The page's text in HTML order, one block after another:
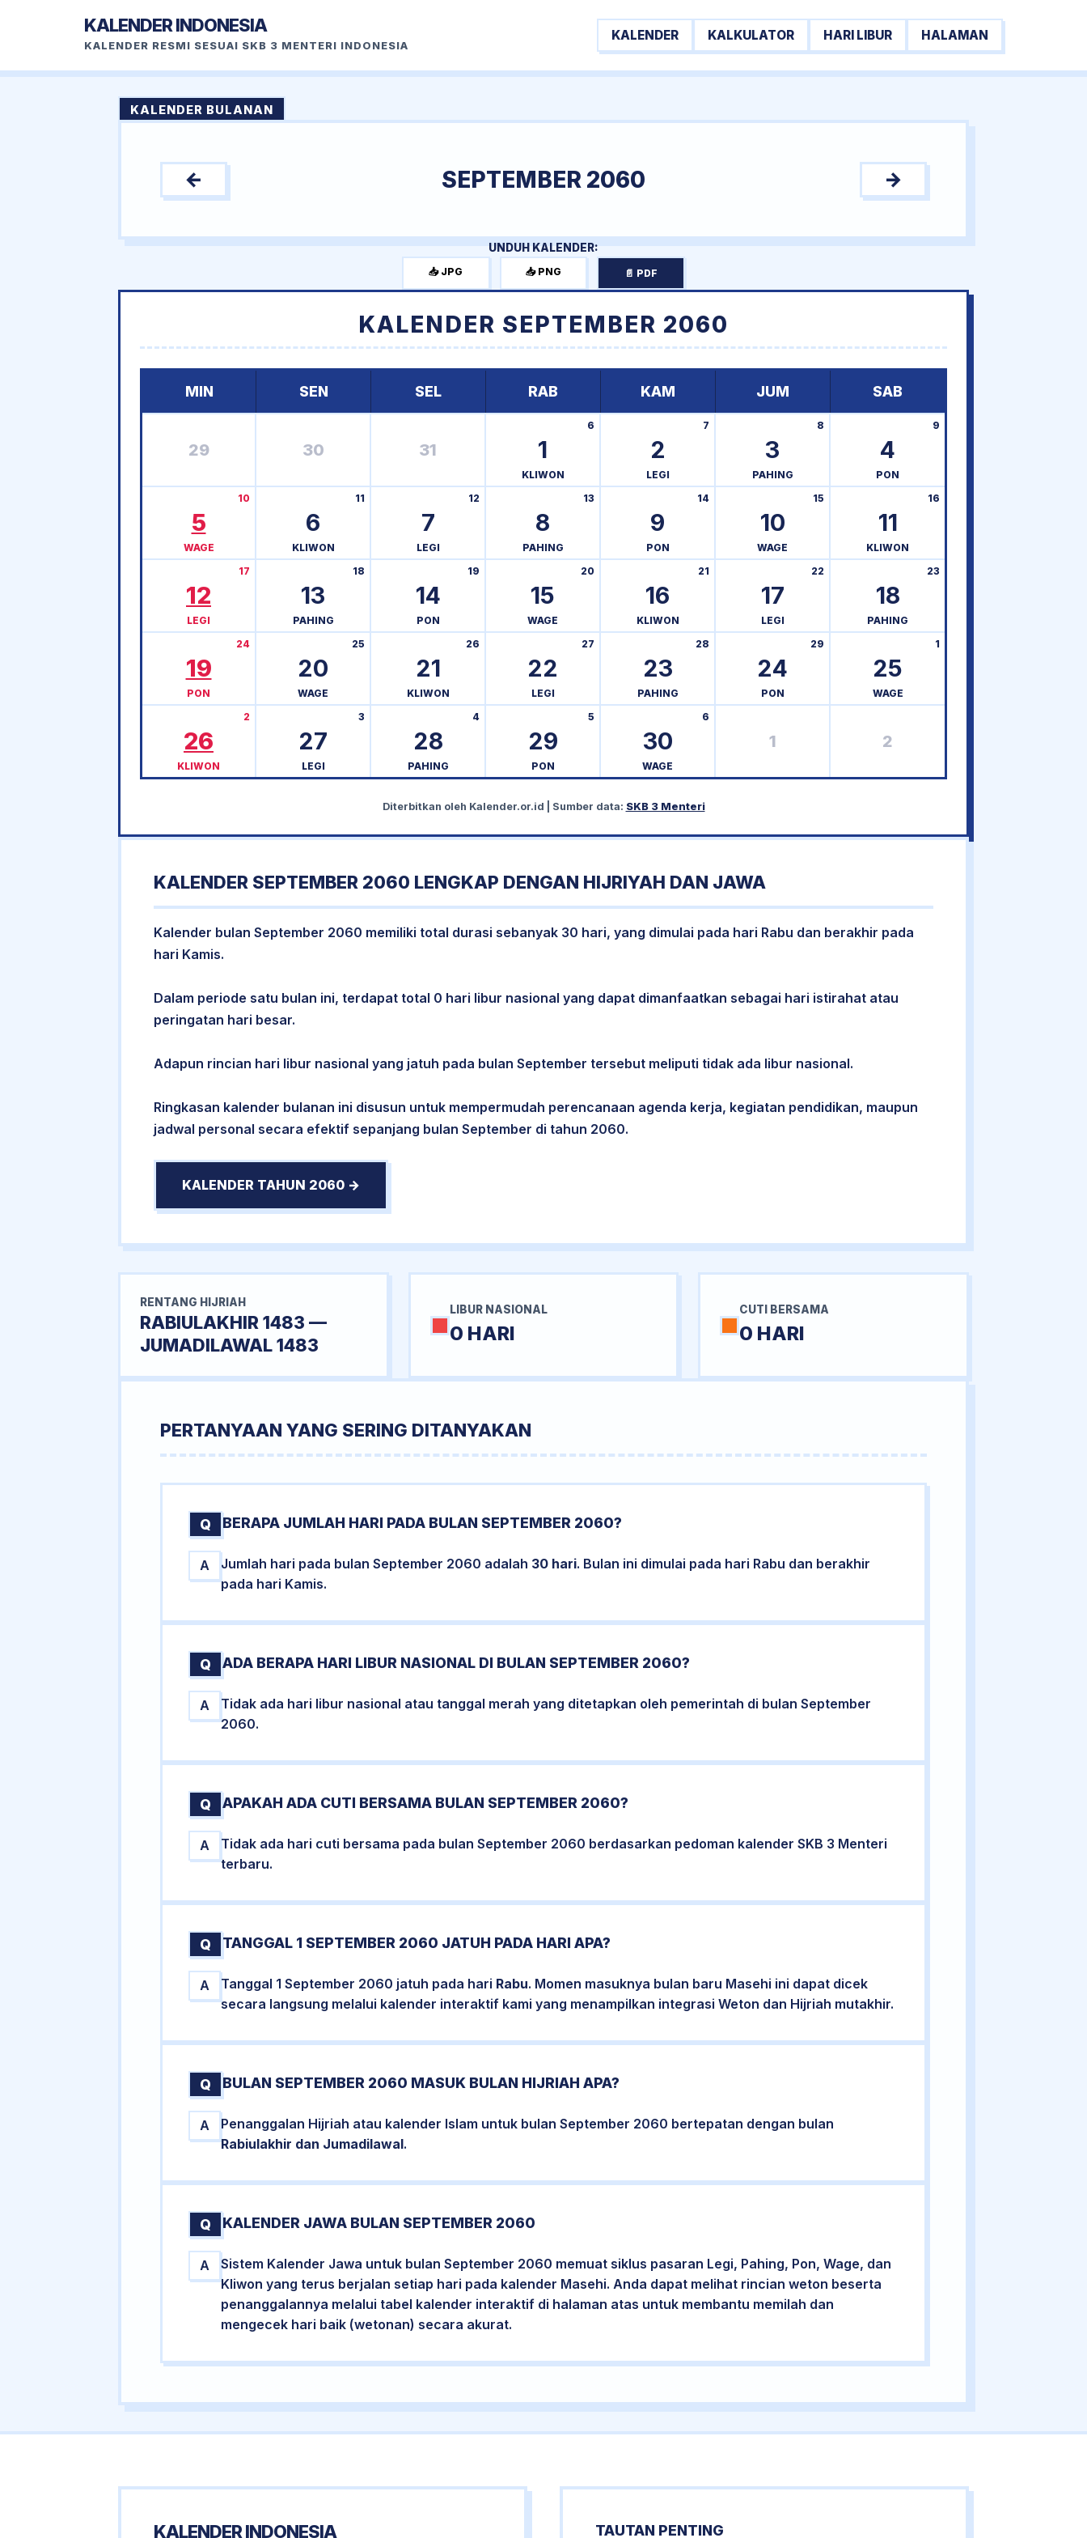
KALENDER INDONESIA
KALENDER RESMI SESUAI SKB 3 MENTERI INDONESIA
KALENDER KALKULATOR HARI LIBUR HALAMAN
KALENDER BULANAN
← SEPTEMBER 2060 →
UNDUH KALENDER:
📥 JPG 📥 PNG 📄 PDF
KALENDER SEPTEMBER 2060
MIN SEN SEL RAB KAM JUM SAB
29 30 31 1
6
KLIWON
2
7
LEGI
3
8
PAHING
4
9
PON
5
10
WAGE
6
11
KLIWON
7
12
LEGI
8
13
PAHING
9
14
PON
10
15
WAGE
11
16
KLIWON
12
17
LEGI
13
18
PAHING
14
19
PON
15
20
WAGE
16
21
KLIWON
17
22
LEGI
18
23
PAHING
19
24
PON
20
25
WAGE
21
26
KLIWON
22
27
LEGI
23
28
PAHING
24
29
PON
25
1
WAGE
26
2
KLIWON
27
3
LEGI
28
4
PAHING
29
5
PON
30
6
WAGE
1 2
Diterbitkan oleh Kalender.or.id | Sumber data: SKB 3 Menteri
KALENDER SEPTEMBER 2060 LENGKAP DENGAN HIJRIYAH DAN JAWA
Kalender bulan September 2060 memiliki total durasi sebanyak 30 hari, yang dimulai pada hari Rabu dan berakhir pada
hari Kamis.
Dalam periode satu bulan ini, terdapat total 0 hari libur nasional yang dapat dimanfaatkan sebagai hari istirahat atau
peringatan hari besar.
Adapun rincian hari libur nasional yang jatuh pada bulan September tersebut meliputi tidak ada libur nasional.
Ringkasan kalender bulanan ini disusun untuk mempermudah perencanaan agenda kerja, kegiatan pendidikan, maupun
jadwal personal secara efektif sepanjang bulan September di tahun 2060.
KALENDER TAHUN 2060 →
RENTANG HIJRIAH
RABIULAKHIR 1483 —
JUMADILAWAL 1483
LIBUR NASIONAL
0 HARI
CUTI BERSAMA
0 HARI
PERTANYAAN YANG SERING DITANYAKAN
Q BERAPA JUMLAH HARI PADA BULAN SEPTEMBER 2060?
A Jumlah hari pada bulan September 2060 adalah 30 hari. Bulan ini dimulai pada hari Rabu dan berakhir
pada hari Kamis.
Q ADA BERAPA HARI LIBUR NASIONAL DI BULAN SEPTEMBER 2060?
A
Tidak ada hari libur nasional atau tanggal merah yang ditetapkan oleh pemerintah di bulan September
2060.
Q APAKAH ADA CUTI BERSAMA BULAN SEPTEMBER 2060?
A
Tidak ada hari cuti bersama pada bulan September 2060 berdasarkan pedoman kalender SKB 3 Menteri
terbaru.
Q TANGGAL 1 SEPTEMBER 2060 JATUH PADA HARI APA?
A Tanggal 1 September 2060 jatuh pada hari Rabu. Momen masuknya bulan baru Masehi ini dapat dicek
secara langsung melalui kalender interaktif kami yang menampilkan integrasi Weton dan Hijriah mutakhir.
Q BULAN SEPTEMBER 2060 MASUK BULAN HIJRIAH APA?
A
Penanggalan Hijriah atau kalender Islam untuk bulan September 2060 bertepatan dengan bulan
Rabiulakhir dan Jumadilawal.
Q KALENDER JAWA BULAN SEPTEMBER 2060
A
Sistem Kalender Jawa untuk bulan September 2060 memuat siklus pasaran Legi, Pahing, Pon, Wage, dan
Kliwon yang terus berjalan setiap hari pada kalender Masehi. Anda dapat melihat rincian weton beserta
penanggalannya melalui tabel kalender interaktif di halaman atas untuk membantu memilah dan
mengecek hari baik (wetonan) secara akurat.
KALENDER INDONESIA TAUTAN PENTING